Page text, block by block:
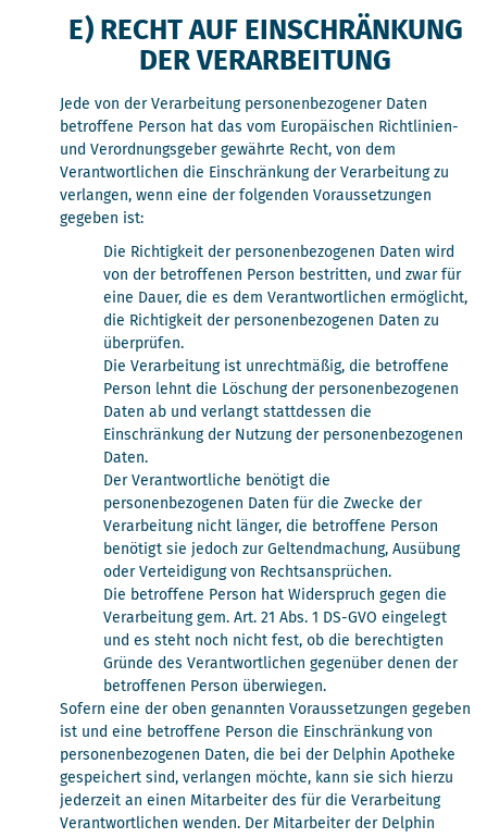
E) RECHT AUF EINSCHRÄNKUNG
DER VERARBEITUNG
Jede von der Verarbeitung personenbezogener Daten
betroffene Person hat das vom Europäischen Richtlinien-
und Verordnungsgeber gewährte Recht, von dem
Verantwortlichen die Einschränkung der Verarbeitung zu
verlangen, wenn eine der folgenden Voraussetzungen
gegeben ist:
Die Richtigkeit der personenbezogenen Daten wird
von der betroffenen Person bestritten, und zwar für
eine Dauer, die es dem Verantwortlichen ermöglicht,
die Richtigkeit der personenbezogenen Daten zu
überprüfen.
Die Verarbeitung ist unrechtmäßig, die betroffene
Person lehnt die Löschung der personenbezogenen
Daten ab und verlangt stattdessen die
Einschränkung der Nutzung der personenbezogenen
Daten.
Der Verantwortliche benötigt die
personenbezogenen Daten für die Zwecke der
Verarbeitung nicht länger, die betroffene Person
benötigt sie jedoch zur Geltendmachung, Ausübung
oder Verteidigung von Rechtsansprüchen.
Die betroffene Person hat Widerspruch gegen die
Verarbeitung gem. Art. 21 Abs. 1 DS-GVO eingelegt
und es steht noch nicht fest, ob die berechtigten
Gründe des Verantwortlichen gegenüber denen der
betroffenen Person überwiegen.
Sofern eine der oben genannten Voraussetzungen gegeben
ist und eine betroffene Person die Einschränkung von
personenbezogenen Daten, die bei der Delphin Apotheke
gespeichert sind, verlangen möchte, kann sie sich hierzu
jederzeit an einen Mitarbeiter des für die Verarbeitung
Verantwortlichen wenden. Der Mitarbeiter der Delphin